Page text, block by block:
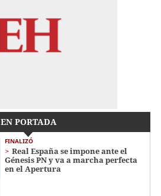
EN PORTADA
FINALIZÓ
Real España se impone ante el
Génesis PN y va a marcha perfecta
en el Apertura